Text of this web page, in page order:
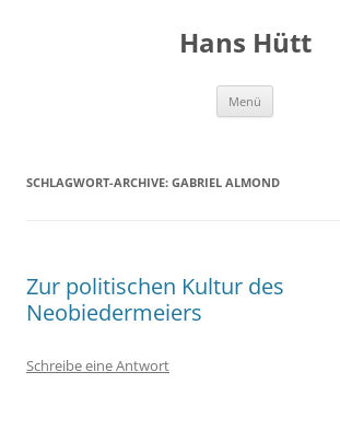
Hans Hütt
Menü
SCHLAGWORT-ARCHIVE: GABRIEL ALMOND
Zur politischen Kultur des
Neobiedermeiers
Schreibe eine Antwort